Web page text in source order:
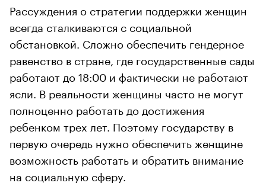
Рассуждения о стратегии поддержки женщин
всегда сталкиваются с социальной
обстановкой. Сложно обеспечить гендерное
равенство в стране, где государственные сады
работают до 18:00 и фактически не работают
ясли. В реальности женщины часто не могут
полноценно работать до достижения
ребенком трех лет. Поэтому государству в
первую очередь нужно обеспечить женщине
возможность работать и обратить внимание
на социальную сферу.